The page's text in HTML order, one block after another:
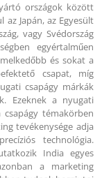
országok között
Japán, az Egyesült
vagy Svédország
egyértalműen
és sokat a
csapat, míg
csapágy márkák
Ezeknek a nyugati
témakörben
tevékenysége adja
technológia.
India egyes
a marketing